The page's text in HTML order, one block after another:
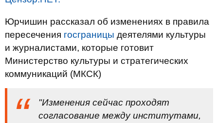
Юрчишин рассказал об изменениях в правила
пересечения госграницы деятелями культуры
и журналистами, которые готовит
Министерство культуры и стратегических
коммуникаций (МКСК)
"Изменения сейчас проходят
согласование между институтами,